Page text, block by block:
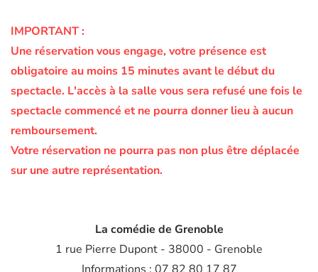
IMPORTANT :
Une réservation vous engage, votre présence est
obligatoire au moins 15 minutes avant le début du
spectacle. L'accès à la salle vous sera refusé une fois le
spectacle commencé et ne pourra donner lieu à aucun
remboursement.
Votre réservation ne pourra pas non plus être déplacée
sur une autre représentation.
La comédie de Grenoble
1 rue Pierre Dupont - 38000 - Grenoble
Informations : 07 82 80 17 87